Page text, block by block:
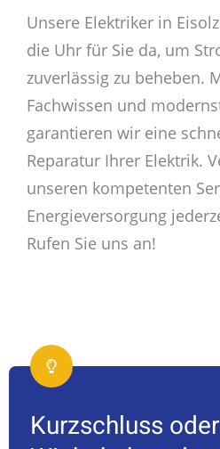
Unsere Elektriker in
die Uhr für Sie da, um
zuverlässig zu beheben.
Fachwissen und
garantieren wir eine
Reparatur Ihrer Elektrik.
unseren kompetenten
Energieversorgung
Rufen Sie uns an!
Kurzschluss